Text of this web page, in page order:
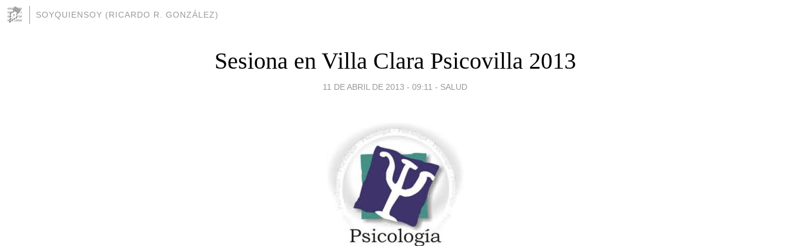
SOYQUIENSOY (RICARDO R. GONZÁLEZ)
Sesiona en Villa Clara Psicovilla 2013
11 DE ABRIL DE 2013 - 09:11 - SALUD